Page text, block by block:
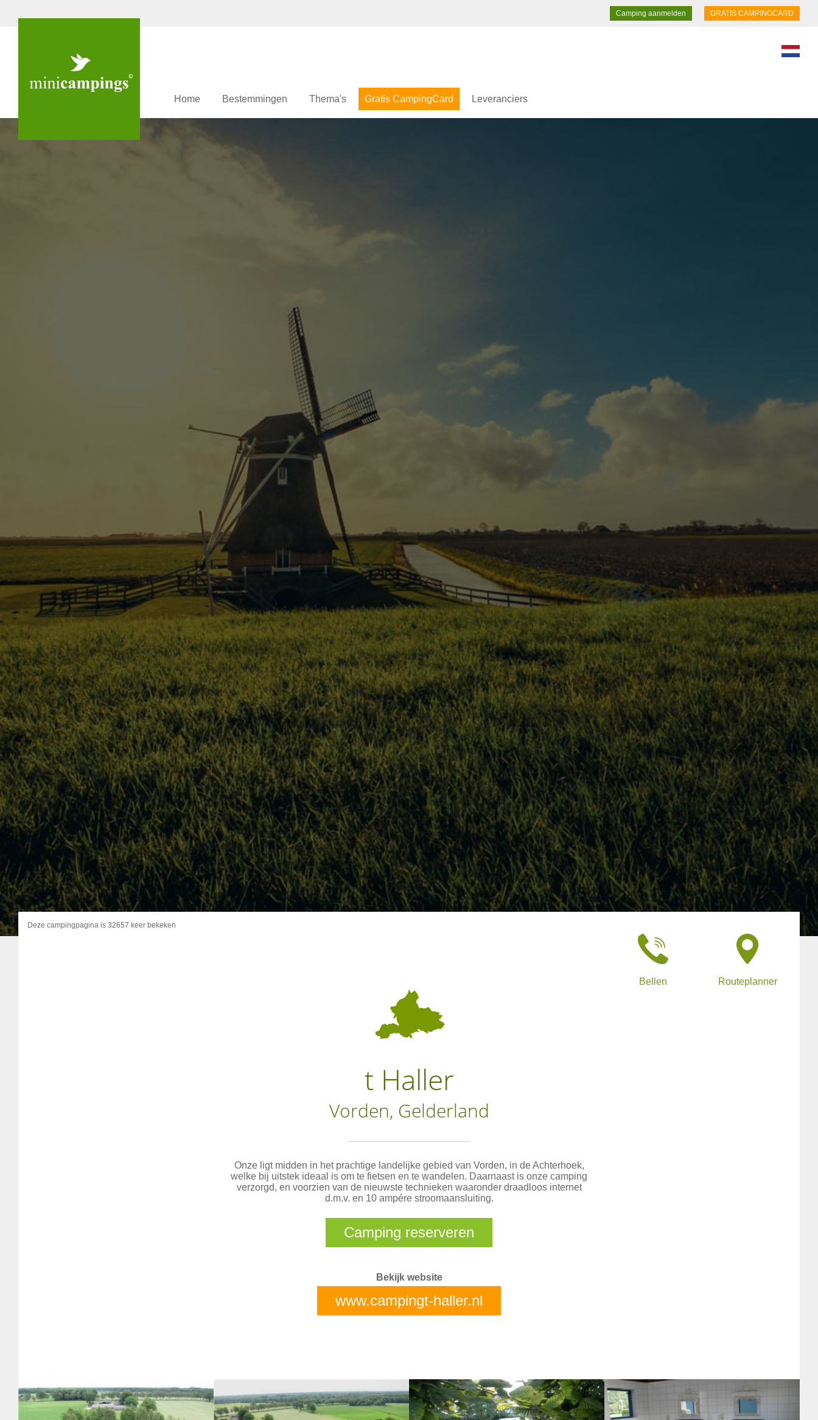
GRATIS CAMPINGCARD
Camping aanmelden
Home Bestemmingen Thema's Gratis CampingCard Leveranciers
Deze campingpagina is 32657 keer bekeken
Routeplanner
Bellen
t Haller
Vorden, Gelderland
Onze ligt midden in het prachtige landelijke gebied van Vorden, in de Achterhoek,
welke bij uitstek ideaal is om te fietsen en te wandelen. Daarnaast is onze camping
verzorgd, en voorzien van de nieuwste technieken waaronder draadloos internet
d.m.v. en 10 ampére stroomaansluiting.
Camping reserveren
Bekijk website
www.campingt-haller.nl